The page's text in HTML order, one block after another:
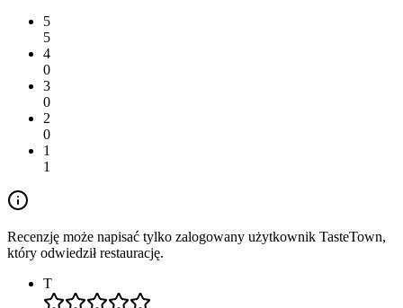
5
5
4
0
3
0
2
0
1
1
Recenzję może napisać tylko zalogowany użytkownik TasteTown,
który odwiedził restaurację.
T